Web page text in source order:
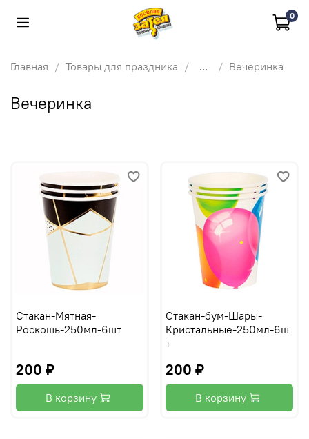
0
Главная Товары для праздника ... Вечеринка
Вечеринка
Стакан-Мятная-
Роскошь-250мл-6шт
200 ₽
В корзину
Стакан-бум-Шары-
Кристальные-250мл-6ш
т
200 ₽
В корзину